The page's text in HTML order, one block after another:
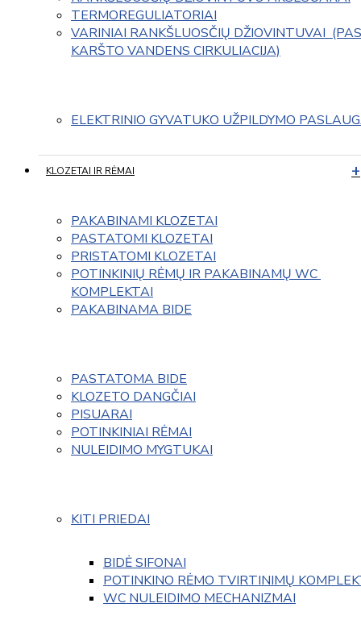
TERMOREGULIATORIAI
VARINIAI RANKŠLUOSČIŲ DŽIOVINTUVAI
KARŠTO VANDENS CIRKULIACIJA)
ELEKTRINIO GYVATUKO UŽPILDYMO
KLOZETAI IR RĖMAI
PAKABINAMI KLOZETAI
PASTATOMI KLOZETAI
PRISTATOMI KLOZETAI
POTINKINIŲ RĖMŲ IR PAKABINAMŲ WC
KOMPLEKTAI
PAKABINAMA BIDE
PASTATOMA BIDE
KLOZETO DANGČIAI
PISUARAI
POTINKINIAI RĖMAI
NULEIDIMO MYGTUKAI
KITI PRIEDAI
BIDĖ SIFONAI
POTINKINO RĖMO TVIRTINIMŲ
WC NULEIDIMO MECHANIZMAI